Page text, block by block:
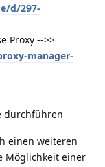
d/297-
Proxy -->>
manager-
durchführen
einen weiteren
Möglichkeit einer